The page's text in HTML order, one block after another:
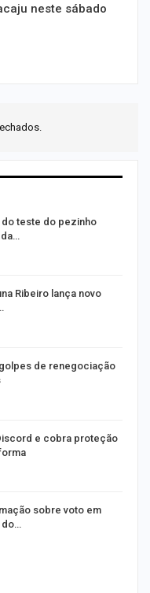
neste sábado
do teste do pezinho
Ribeiro lança novo
de renegociação
e cobra proteção
sobre voto em
do…